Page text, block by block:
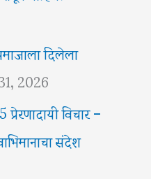
दिलेला
2026
विचार –
संदेश